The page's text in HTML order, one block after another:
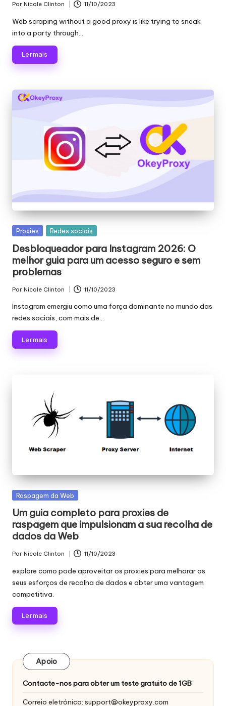
por
Por Nicole Clinton 11/10/2023
Web scraping without a good proxy is like trying to sneak
into a party through…
Ler mais
Publicado
Proxies Redes sociais
Desbloqueador para Instagram 2026: O
melhor guia para um acesso seguro e sem
problemas
Publicado
por
Por Nicole Clinton 11/10/2023
Instagram emergiu como uma força dominante no mundo das
redes sociais, com mais de...
Ler mais
Publicado
Raspagem da Web
Um guia completo para proxies de
raspagem que impulsionam a sua recolha de
dados da Web
Publicado
Por Nicole Clinton 11/10/2023
explore como pode aproveitar os proxies para melhorar os
seus esforços de recolha de dados e obter uma vantagem
competitiva.
Ler mais
Apoio
Contacte-nos para obter um teste gratuito de 1GB
Correio eletrónico: support@okeyproxy.com